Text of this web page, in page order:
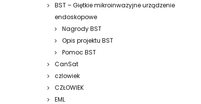
BST – Giętkie mikroinwazyjne urządzenie
endoskopowe
Nagrody BST
Opis projektu BST
Pomoc BST
CanSat
czlowiek
CZŁOWIEK
EML